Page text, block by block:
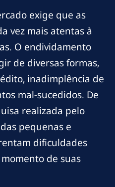
exige que as
vez mais atentas à
O endividamento
de diversas formas,
inadimplência de
mal-sucedidos. De
realizada pelo
pequenas e
dificuldades
de suas